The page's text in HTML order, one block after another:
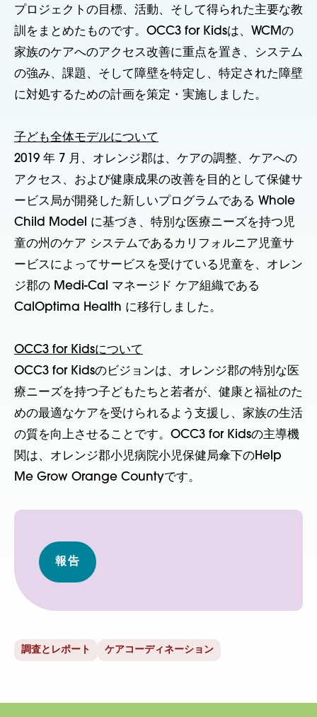
プロジェクトの目標、活動、そして得られた主要な教
訓をまとめたものです。OCC3 for Kidsは、WCMの
家族のケアへのアクセス改善に重点を置き、システム
の強み、課題、そして障壁を特定し、特定された障壁
に対処するための計画を策定・実施しました。
子ども全体モデルについて
2019 年 7 月、オレンジ郡は、ケアの調整、ケアへの
アクセス、および健康成果の改善を目的として保健サ
ービス局が開発した新しいプログラムである Whole
Child Model に基づき、特別な医療ニーズを持つ児
童の州のケア システムであるカリフォルニア児童サ
ービスによってサービスを受けている児童を、オレン
ジ郡の Medi-Cal マネージド ケア組織である
CalOptima Health に移行しました。
OCC3 for Kidsについて
OCC3 for Kidsのビジョンは、オレンジ郡の特別な医
療ニーズを持つ子どもたちと若者が、健康と福祉のた
めの最適なケアを受けられるよう支援し、家族の生活
の質を向上させることです。OCC3 for Kidsの主導機
関は、オレンジ郡小児病院小児保健局傘下のHelp
Me Grow Orange Countyです。
報告
調査とレポート ケアコーディネーション